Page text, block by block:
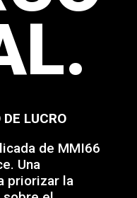
LUCRO
de MMI66
Una
priorizar la